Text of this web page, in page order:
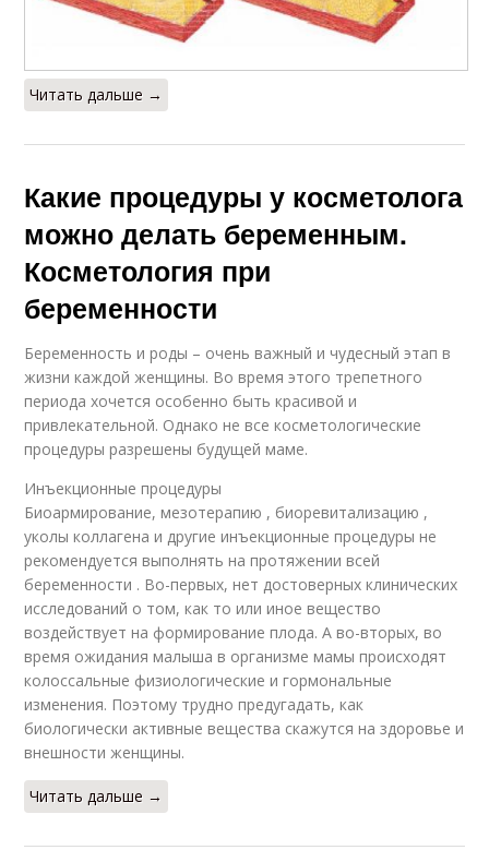
Читать дальше →
Какие процедуры у косметолога
можно делать беременным.
Косметология при
беременности
Беременность и роды – очень важный и чудесный этап в
жизни каждой женщины. Во время этого трепетного
периода хочется особенно быть красивой и
привлекательной. Однако не все косметологические
процедуры разрешены будущей маме.
Инъекционные процедуры
Биоармирование, мезотерапию , биоревитализацию ,
уколы коллагена и другие инъекционные процедуры не
рекомендуется выполнять на протяжении всей
беременности . Во-первых, нет достоверных клинических
исследований о том, как то или иное вещество
воздействует на формирование плода. А во-вторых, во
время ожидания малыша в организме мамы происходят
колоссальные физиологические и гормональные
изменения. Поэтому трудно предугадать, как
биологически активные вещества скажутся на здоровье и
внешности женщины.
Читать дальше →